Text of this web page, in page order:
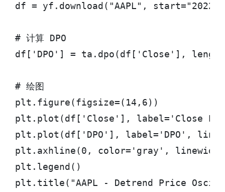
df = yf.download("AAPL", start="2022-
# 计算 DPO
df['DPO'] = ta.dpo(df['Close'],
# 绘图
plt.figure(figsize=(14,6))
plt.plot(df['Close'], label='Close
plt.plot(df['DPO'], label='DPO',
plt.axhline(0, color='gray',
plt.legend()
plt.title("AAPL - Detrend Price